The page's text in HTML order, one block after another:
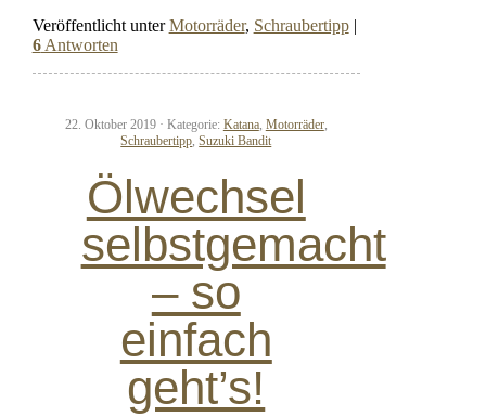
Veröffentlicht unter Motorräder, Schraubertipp |
6Antworten
22. Oktober 2019 · Kategorie: Katana, Motorräder,
Schraubertipp,Suzuki Bandit
Ölwechsel
selbstgemacht
– so
einfach
geht’s!